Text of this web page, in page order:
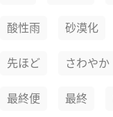
酸性雨 砂漠化
先ほど さわやか
最終便 最終